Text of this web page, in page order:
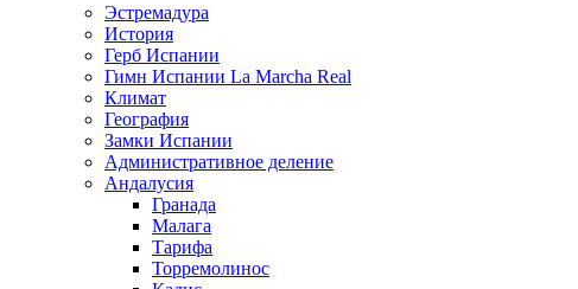
Эстремадура
История
Герб Испании
Гимн Испании La Marcha Real
Климат
География
Замки Испании
Административное деление
Андалусия
Гранада
Малага
Тарифа
Торремолинос